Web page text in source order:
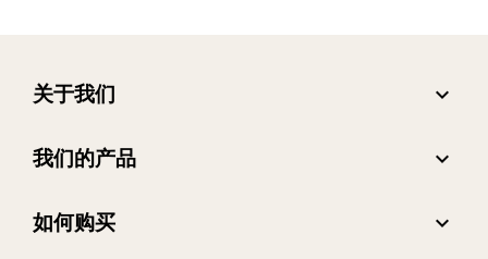
expand_more
关于我们
可持续发展
expand_more
我们的产品
expand_more
如何购买